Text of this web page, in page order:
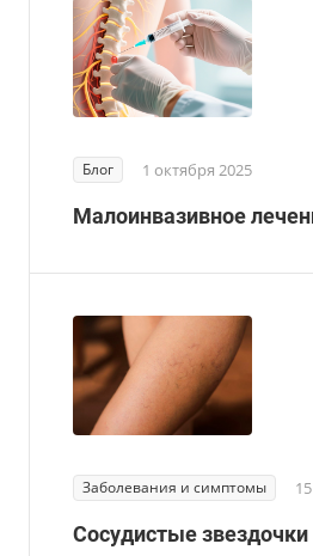
Блог 1 октября 2025
Малоинвазивное
Заболевания и симптомы
Сосудистые звездочки